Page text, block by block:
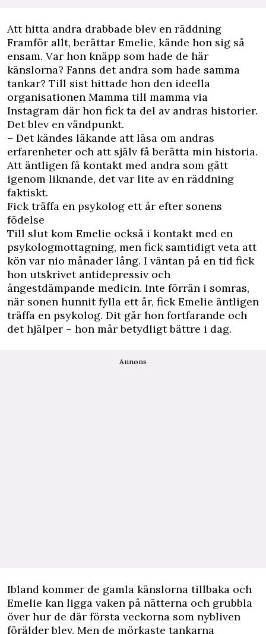
Att hitta andra drabbade blev en räddning
Framför allt, berättar Emelie, kände hon sig så
ensam. Var hon knäpp som hade de här
känslorna? Fanns det andra som hade samma
tankar? Till sist hittade hon den ideella
organisationen Mamma till mamma via
Instagram där hon fick ta del av andras historier.
Det blev en vändpunkt.
– Det kändes läkande att läsa om andras
erfarenheter och att själv få berätta min historia.
Att äntligen få kontakt med andra som gått
igenom liknande, det var lite av en räddning
faktiskt.
Fick träffa en psykolog ett år efter sonens
födelse
Till slut kom Emelie också i kontakt med en
psykologmottagning, men fick samtidigt veta att
kön var nio månader lång. I väntan på en tid fick
hon utskrivet antidepressiv och
ångestdämpande medicin. Inte förrän i somras,
när sonen hunnit fylla ett år, fick Emelie äntligen
träffa en psykolog. Dit går hon fortfarande och
det hjälper – hon mår betydligt bättre i dag.
Annons
Ibland kommer de gamla känslorna tillbaka och
Emelie kan ligga vaken på nätterna och grubbla
över hur de där första veckorna som nybliven
förälder blev. Men de mörkaste tankarna